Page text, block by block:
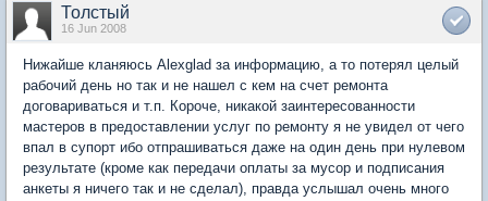
Толстый
16 Jun 2008
Нижайше кланяюсь Alexglad за информацию, а то потерял целый
рабочий день но так и не нашел с кем на счет ремонта
договариваться и т.п. Короче, никакой заинтересованности
мастеров в предоставлении услуг по ремонту я не увидел от чего
впал в супорт ибо отпрашиваться даже на один день при нулевом
результате (кроме как передачи оплаты за мусор и подписания
анкеты я ничего так и не сделал), правда услышал очень много